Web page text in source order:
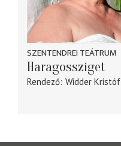
SZENTENDREI TEÁTRUM
Haragossziget
Rendező Widder Kristóf